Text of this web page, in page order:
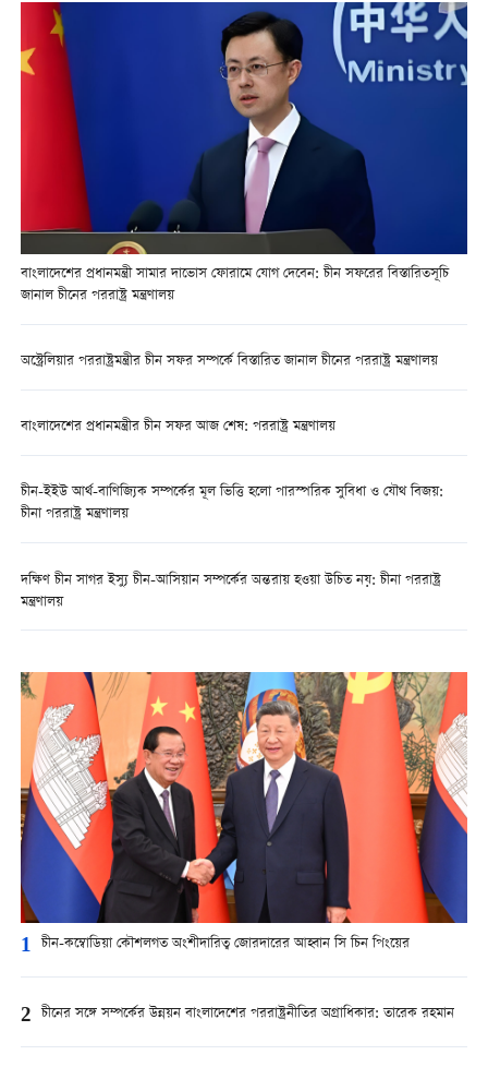
বাংলাদেশের প্রধানমন্ত্রী সামার দাভোস ফোরামে যোগ দেবেন: চীন সফরের বিস্তারিতসূচি
জানাল চীনের পররাষ্ট্র মন্ত্রণালয়
অস্ট্রেলিয়ার পররাষ্ট্রমন্ত্রীর চীন সফর সম্পর্কে বিস্তারিত জানাল চীনের পররাষ্ট্র মন্ত্রণালয়
বাংলাদেশের প্রধানমন্ত্রীর চীন সফর আজ শেষ: পররাষ্ট্র মন্ত্রণালয়
চীন-ইইউ আর্থ-বাণিজ্যিক সম্পর্কের মূল ভিত্তি হলো পারস্পরিক সুবিধা ও যৌথ বিজয়:
চীনা পররাষ্ট্র মন্ত্রণালয়
দক্ষিণ চীন সাগর ইস্যু চীন-আসিয়ান সম্পর্কের অন্তরায় হওয়া উচিত নয়: চীনা পররাষ্ট্র
মন্ত্রণালয়
1 চীন-কম্বোডিয়া কৌশলগত অংশীদারিত্ব জোরদারের আহ্বান সি চিন পিংয়ের
2 চীনের সঙ্গে সম্পর্কের উন্নয়ন বাংলাদেশের পররাষ্ট্রনীতির অগ্রাধিকার: তারেক রহমান